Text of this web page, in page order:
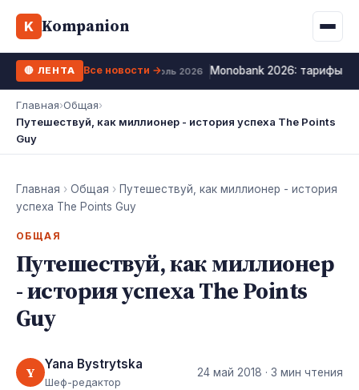
K Kompanion
Калькулятор МФО
Все 10 МФО →
Жизни
WhiteBIT
Kuna
Bybit
OKX
Ипотека
Депозит
Рефинансирование
ФОП налоги
🔴 ЛЕНТА 12 июль 2026 Monobank 2026: тарифы,
Все новости →
Главная›Общая›
Путешествуй, как миллионер - история успеха The Points
Guy
Главная › Общая › Путешествуй, как миллионер - история
успеха The Points Guy
ОБЩАЯ
Путешествуй, как миллионер
- история успеха The Points
Guy
Y Yana Bystrytska
Шеф-редактор
24 май 2018 · 3 мин чтения